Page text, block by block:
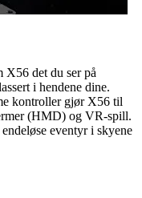
X56 det du ser på
i hendene dine.
kontroller gjør X56 til
(HMD) og VR-spill.
eventyr i skyene